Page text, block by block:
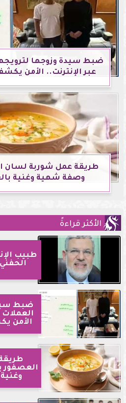
ضبط سيدة وزوجها
عبر الإنترنت.. الأمن
طريقة عمل شوربة لسان
وصفة شهية وغنية
الأكثر قراءةً
طبيب
ضبط
العملات
الأمن
العصفور